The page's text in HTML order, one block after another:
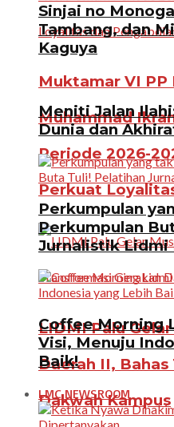
Muktamar VI
Muhammad
Periode 2026-
Perkuat
LIDMI Palu
Daerah II,
Dakwah Kampus
Sinjai no
Tambang, dan
Kaguya
Meniti Jalan
Dunia dan
Perkumpulan
Perkumpulan
Jurnalistik Lidmi
Coffee Morning
Visi, Menuju
Baik!
LMC NEWSROOM